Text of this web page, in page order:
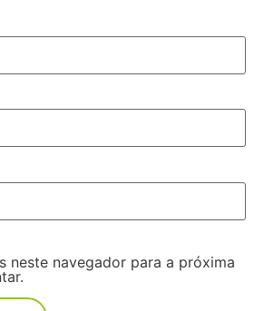
neste navegador para a próxima